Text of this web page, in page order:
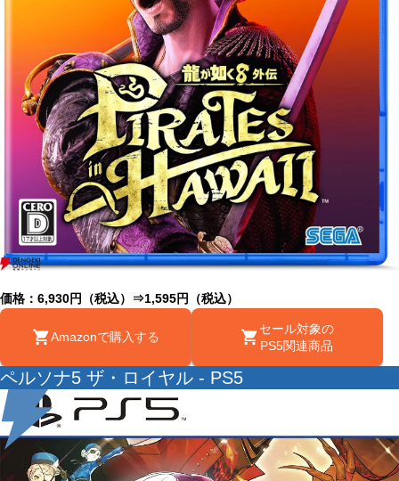
価格：6,930円（税込）⇒1,595円（税込）
Amazonで購入する
セール対象の
PS5関連商品
ペルソナ5 ザ・ロイヤル - PS5